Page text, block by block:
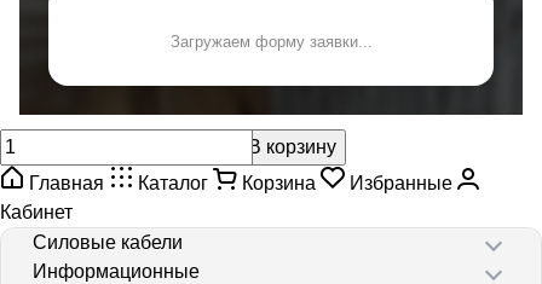
Загружаем форму заявки...
В корзину
Главная
Каталог Корзина
Избранные
Кабинет
Силовые кабели
Информационные